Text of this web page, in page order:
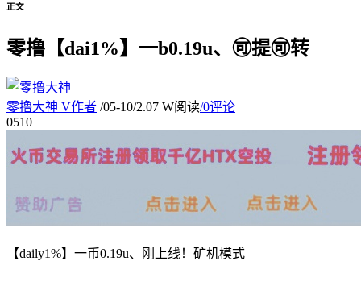
正文
零撸【dai1%】一b0.19u、🉑提🉑转
零撸大神 V作者 /05-10/2.07 W阅读/0评论
0510
【daily1%】一币0.19u、刚上线！矿机模式